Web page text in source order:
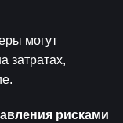
могут
затратах,
рисками